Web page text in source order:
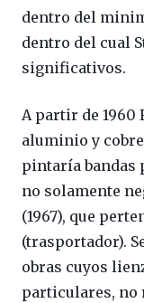
dentro del
dentro del cual
significativos.
A partir de 1960
aluminio y
pintaría bandas
no solamente
(1967), que
(trasportador).
obras cuyos
particulares, no